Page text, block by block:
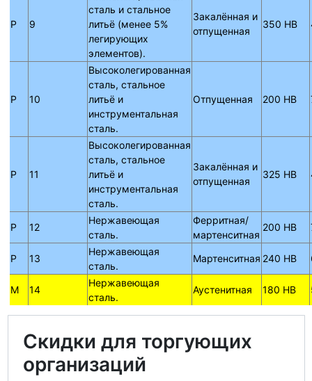
P 9
сталь и стальное
литьё (менее 5%
легирующих
элементов).
Закалённая и
отпущенная
350 HB
P 10
Высоколегированная
сталь, стальное
литьё и
инструментальная
сталь.
Отпущенная 200 HB
P 11
Высоколегированная
сталь, стальное
литьё и
инструментальная
сталь.
Закалённая и
отпущенная
325 HB
P 12
Нержавеющая
сталь.
Ферритная/
мартенситная
200 HB
P 13
Нержавеющая
сталь.
Мартенситная 240 HB
M 14
Нержавеющая
сталь.
Аустенитная 180 HB
Скидки для торгующих
организаций